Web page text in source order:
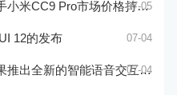
CC9 Pro市场价格持续下跌07-05
12的发布 07-04
出全新的智能语音交互系统07-04